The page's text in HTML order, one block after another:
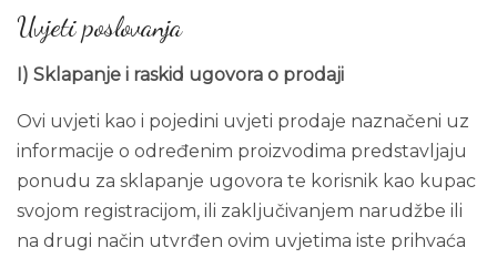
Uvjeti poslovanja
I) Sklapanje i raskid ugovora o prodaji
Ovi uvjeti kao i pojedini uvjeti prodaje naznačeni uz
informacije o određenim proizvodima predstavljaju
ponudu za sklapanje ugovora te korisnik kao kupac
svojom registracijom, ili zaključivanjem narudžbe ili
na drugi način utvrđen ovim uvjetima iste prihvaća